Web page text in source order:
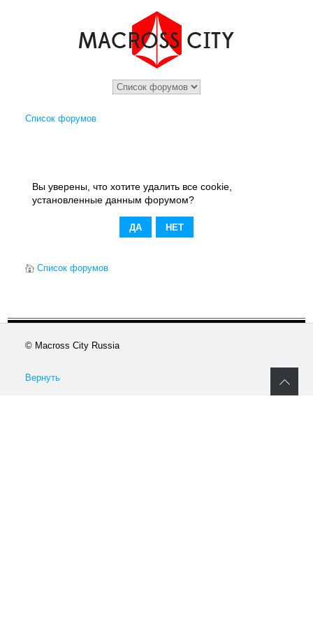
Список форумов
Вы уверены, что хотите удалить все cookie,
установленные данным форумом?
Список форумов
© Macross City Russia
Вернуть